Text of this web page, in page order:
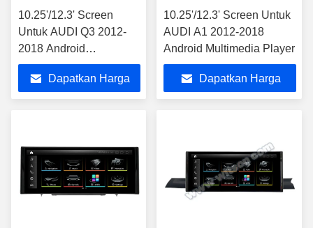
10.25'/12.3' Screen
Untuk AUDI Q3 2012-
2018 Android
Multimedia Player
Dapatkan Harga
10.25'/12.3' Screen Untuk
AUDI A1 2012-2018
Android Multimedia Player
Dapatkan Harga